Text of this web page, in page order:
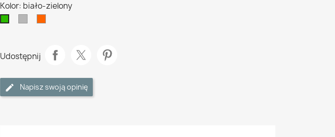
Kolor: biało-zielony
Udostępnij
Napisz swoją opinię